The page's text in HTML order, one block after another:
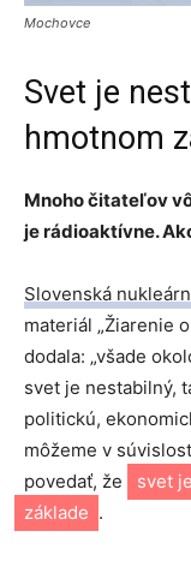
Mochovce
Svet je
hmotnom
Mnoho čitateľov
je rádioaktívne.
Slovenská
materiál „Žiarenie
dodala: „všade
svet je nestabilný,
politickú,
môžeme v
povedať, že
svet
základe .